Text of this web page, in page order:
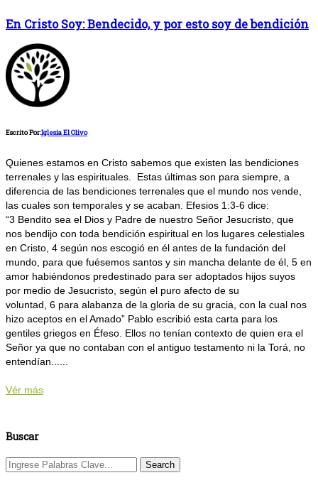
En Cristo Soy: Bendecido, y por esto soy de bendición
Escrito Por:Iglesia El Olivo
Quienes estamos en Cristo sabemos que existen las bendiciones
terrenales y las espirituales. Estas últimas son para siempre, a
diferencia de las bendiciones terrenales que el mundo nos vende,
las cuales son temporales y se acaban. Efesios 1:3-6 dice:
“3 Bendito sea el Dios y Padre de nuestro Señor Jesucristo, que
nos bendijo con toda bendición espiritual en los lugares celestiales
en Cristo, 4 según nos escogió en él antes de la fundación del
mundo, para que fuésemos santos y sin mancha delante de él, 5 en
amor habiéndonos predestinado para ser adoptados hijos suyos
por medio de Jesucristo, según el puro afecto de su
voluntad, 6 para alabanza de la gloria de su gracia, con la cual nos
hizo aceptos en el Amado” Pablo escribió esta carta para los
gentiles griegos en Éfeso. Ellos no tenían contexto de quien era el
Señor ya que no contaban con el antiguo testamento ni la Torá, no
entendían......
Vér más
Buscar